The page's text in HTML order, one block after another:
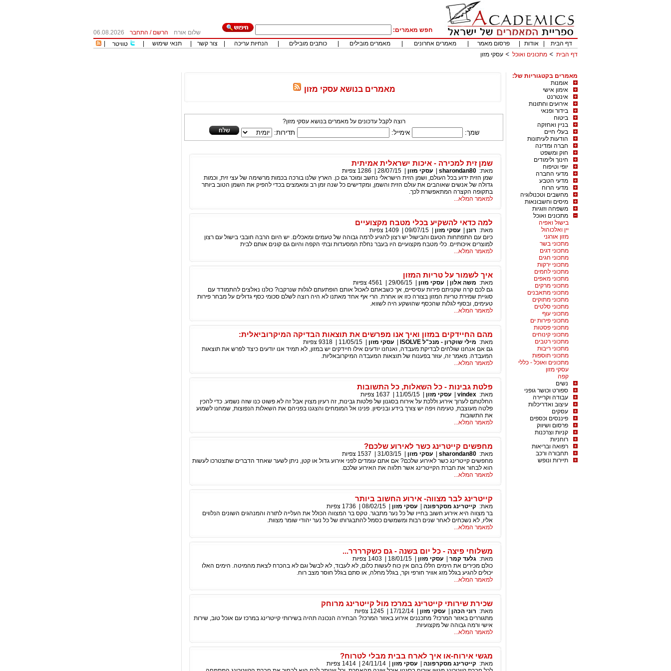
חפש מאמרים: שלום אורח הרשם / התחבר
06.08.2026
דף הבית
אודות פרסום מאמר מאמרים אחרונים מאמרים מובילים כותבים מובילים הנחיות עריכה צור קשר תנאי שימוש טוויטר
דף הבית
מתכונים ואוכל עסקי מזון
מאמרים בקטגוריות של:
אומנות
אימון אישי
אינטרנט
אירועים וחתונות
בידור ופנאי
ביטוח
בניין ואחזקה
בעלי חיים
הודעות לעיתונות
חברה ומדינה
חוק ומשפט
חינוך ולימודים
יופי וטיפוח
מדעי החברה
מדעי הטבע
מדעי הרוח
מחשבים וטכנולוגיה
מיסים וחשבונאות
משפחה וזוגיות
מתכונים ואוכל
בישול ואפיה
יין ואלכוהול
מזון אורגני
מתכוני בשר
מתכוני דגים
מתכוני חגים
מתכוני ירקות
מתכוני לחמים
מתכוני מאפים
מתכוני מרקים
מתכוני מתאבנים
מתכוני מתוקים
מתכוני סלטים
מתכוני עוף
מתכוני פירות ים
מתכוני פסטות
מתכוני קינוחים
מתכוני רטבים
מתכוני ריבות
מתכוני תוספות
מתכונים ואוכל - כללי
עסקי מזון
קפה
נשים
ספורט וכושר גופני
עבודה וקריירה
עיצוב ואדריכלות
עסקים
פיננסים וכספים
פרסום ושיווק
קניות וצרכנות
רוחניות
רפואה ובריאות
תחבורה ורכב
תיירות ונופש
מאמרים בנושא עסקי מזון
רוצה לקבל עדכונים על מאמרים בנושא עסקי מזון?
שמך: אימייל: תדירות:
שמן זית למכירה - איכות ישראלית אמיתית
מאת: sharondan80 עסקי מזון 28/07/15
1286 צפיות
שמן הזית ידוע בכל העולם, ושמן הזית הישראלי נחשב ומוכר גם כן. הארץ שלנו בורכה בכמות מרשימה של עצי זית, וכמות
גדולה של אנשים שאוהבים את עולם הזית והשמן, ומקדישים כל שנה זמן רב ומאמצים בכדי להפיק את השמן הטוב ביותר
בתקופה הקצרה המתאפשרת לכך.
למאמר המלא...
למה כדאי להשקיע בכלי מטבח מקצועיים
מאת: רונן עסקי מזון 09/07/15
1409 צפיות
כיום עם התפתחות הטעם והבישול יש רצון להגיע לרמה גבוהה של טעמים ומאכלים. יש היום הרבה חובבי בישול עם רצון
למוצרים איכותיים. כלי מטבח מקצועיים היו בעבר נחלת המסעדות ובתי הקפה והיום גם קונים אותם לבית
למאמר המלא...
איך לשמור על טריות המזון
מאת: משה אלון עסקי מזון 29/06/15
4561 צפיות
גם לכם קרה שקניתם פירות עסיסיים, אך כשבאתם לאכול אותם הופתעתם לגלות שנרקבו? כולנו נאלצים להתמודד עם
סוגיית שמירת טריות המזון בצורה כזו או אחרת. הרי אף אחד מאתנו לא היה רוצה לשלם סכומי כסף גדולים על מבחר פירות
טעימים, ובסוף לגלות שהכסף שהושקע היה לשווא.
למאמר המלא...
מהם החיידקים במזון ואיך אנו מפרשים את תוצאות הבדיקה המיקרוביאלית:
מאת: מילי שוקרון - מנכ"ל ISOLVE עסקי מזון 11/05/15
9318 צפיות
גם אם אנחנו שולחים לבדיקת מעבדה, ואנחנו יודעים אילו חיידקים יש במזון, לא תמיד אנו יודעים כיצד לפרש את תוצאות
המעבדה. מאמר זה, עוזר בפענוח של תוצאות המעבדה המיקרובאליות.
למאמר המלא...
פלטת גבינות - כל השאלות, כל התשובות
מאת: vindex עסקי מזון 11/05/15
1637 צפיות
החלטתם לערוך אירוע וללכת על אירוח בסגנון של פלטות גבינות, זה רעיון מצוין אבל זה לא פשוט כנו שזה נשמע. כדי להכין
פלטה מעוצבת, טעימה ויפה יש צורך בידע ובניסיון. פנינו אל המומחים והצגנו בפניהם את השאלות הנפוצות, שמחנו לשמוע
את התשובות
למאמר המלא...
מחפשים קייטרינג כשר לאירוע שלכם?
מאת: sharondan80 עסקי מזון 31/03/15
1537 צפיות
מחפשים קייטרינג כשר לאירוע שלכם? אם אתם עומדים לפני אירוע גדול או קטן, ניתן לשער שאחד הדברים שתצטרכו לעשות
הוא לבחור את חברת הקייטרינג אשר תלווה את האירוע שלכם.
למאמר המלא...
קייטרינג לבר מצווה- אירוע החשוב ביותר
מאת: קייטרינג מסקרפונה עסקי מזון 08/02/15
1736 צפיות
בר מצווה היא אירוע חשוב בחייו של כל נער מתבגר. טקס בר המצווה הכולל את העלייה לתורה והמנהגים השונים הנלווים
אליו, לא נשכחים לאחר שנים רבות ומשמשים כסמל להתבגרותו של כל נער יהודי שומר מצוות.
למאמר המלא...
משלוחי פיצה - כל יום בשנה - גם כשקרררר...
מאת: גלעד קמר עסקי מזון 18/01/15
1403 צפיות
כולם מכירים את הימים הללו בהם אין כוח לעשות כלום, לא לעבוד, לא לבשל וגם לא בהכרח לצאת מהמיטה. הימים האלו
יכולים להגיע בגלל מזג אוויר חורפי וקר, בגלל מחלה, או סתם בגלל חוסר מצב רוח.
למאמר המלא...
שכירת שירותי קייטרינג במרכז מול קייטרינג מרוחק
מאת: רוני הכהן עסקי מזון 17/12/14
1245 צפיות
מתגוררים באזור המרכז? מתכננים אירוע באזור המרכז? הבחירה הנכונה תהיה בשירותי קייטרינג במרכז עם אוכל טוב, שירות
אישי ורמה גבוהה של מקצועיות.
למאמר המלא...
מגשי אירוח-או איך לארח בבית מבלי לטרוח?
מאת: קייטרינג מסקרפונה עסקי מזון 24/11/14
1414 צפיות